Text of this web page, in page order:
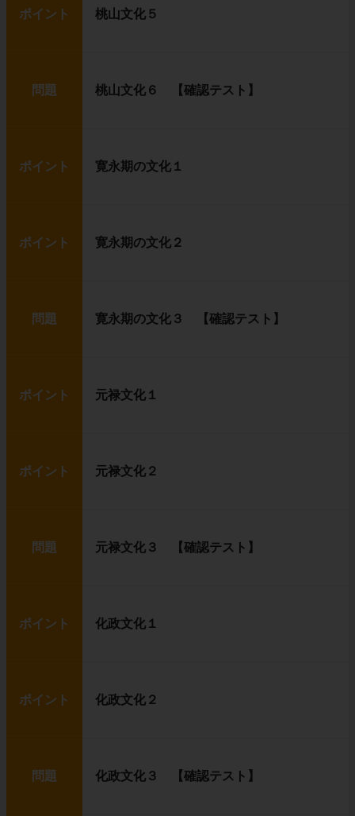
ポイント 桃山文化５
問題 桃山文化６ 【確認テスト】
ポイント 寛永期の文化１
ポイント 寛永期の文化２
問題 寛永期の文化３ 【確認テスト】
ポイント 元禄文化１
ポイント 元禄文化２
問題 元禄文化３ 【確認テスト】
ポイント 化政文化１
ポイント 化政文化２
問題 化政文化３ 【確認テスト】